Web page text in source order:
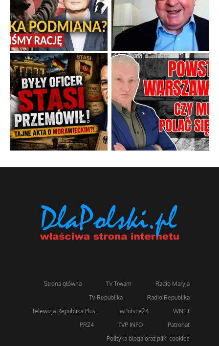
Strona główna TV Trwam
Radio Maryja
TV Republika
Radio Republika
Telewizja Republika Plus
wPolsce24
WNET
PR24
TVP INFO
Patronat
Polityka bloga oraz pliki cookies